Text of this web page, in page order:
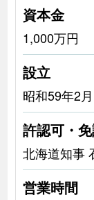
資本金
1,000万円
設立
昭和59年2月
許認可・
北海道知事
営業時間